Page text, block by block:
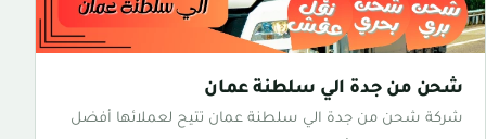
شحن من جدة الي سلطنة عمان
شركة شحن من جدة الي سلطنة عمان تتيح لعملائها أفضل